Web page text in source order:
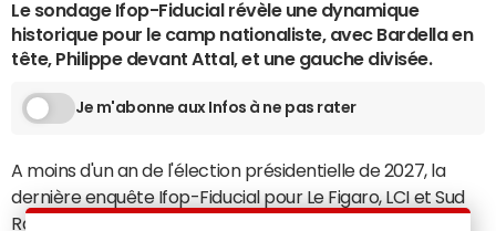
Le sondage Ifop-Fiducial révèle une dynamique
historique pour le camp nationaliste, avec Bardella en
tête, Philippe devant Attal, et une gauche divisée.
Je m'abonne aux Infos à ne pas rater
A moins d'un an de l'élection présidentielle de 2027, la
dernière enquête Ifop-Fiducial pour Le Figaro, LCI et Sud
Radio place Jordan Bardella en position de force inédite